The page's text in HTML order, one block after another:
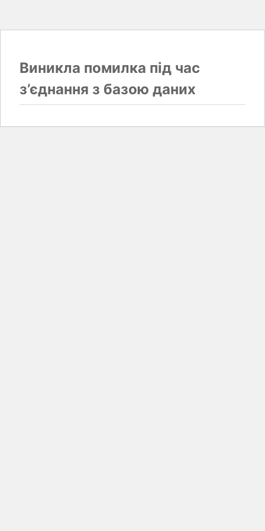
Виникла помилка під час
з’єднання з базою даних